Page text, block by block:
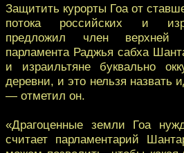
Защитить курорты Гоа от
потока российских и
предложил член верхней
парламента Раджья сабха
и израильтяне буквально
деревни, и это нельзя назвать
— отметил он.
«Драгоценные земли Гоа
считает парламентарий